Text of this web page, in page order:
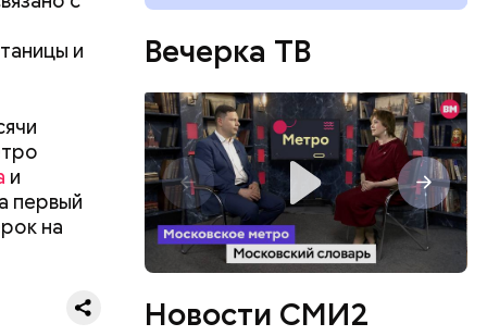
и
и
первый
на
со
это
Вечерка ТВ
Новости СМИ2